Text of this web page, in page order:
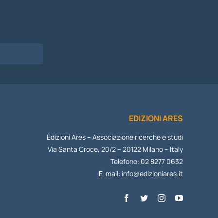
EDIZIONI ARES
Edizioni Ares – Associazione ricerche e studi
Via Santa Croce, 20/2 – 20122 Milano – Italy
Telefono: 02 8277 0632
E-mail: info@edizioniares.it